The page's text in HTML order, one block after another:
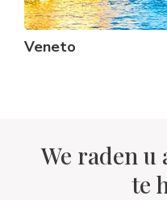
Veneto
We raden u
te